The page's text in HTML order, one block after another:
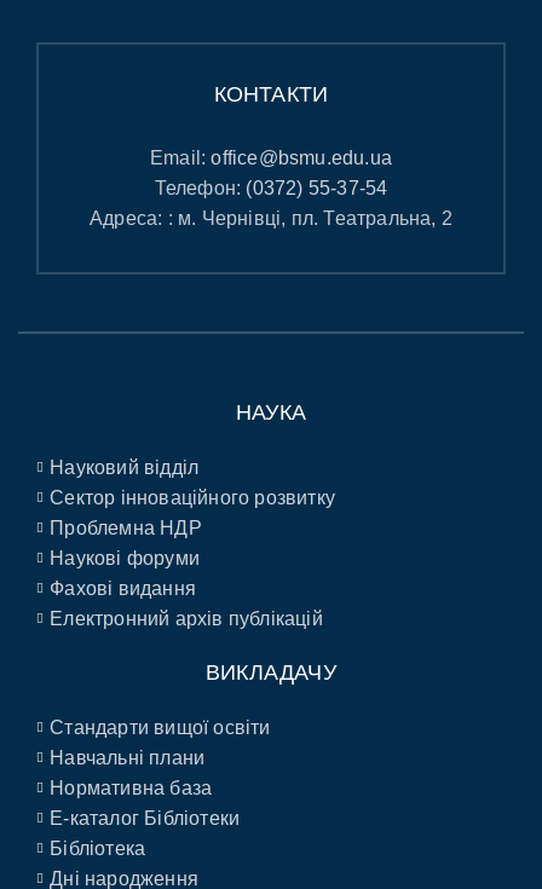
КОНТАКТИ
Email:office@bsmu.edu.ua
Телефон: (0372) 55-37-54
Адреса: : м. Чернівці, пл. Театральна, 2
НАУКА
Науковий відділ
Сектор інноваційного розвитку
Проблемна НДР
Наукові форуми
Фахові видання
Електронний архів публікацій
ВИКЛАДАЧУ
Стандарти вищої освіти
Навчальні плани
Нормативна база
E-каталог Бібліотеки
Бібліотека
Дні народження